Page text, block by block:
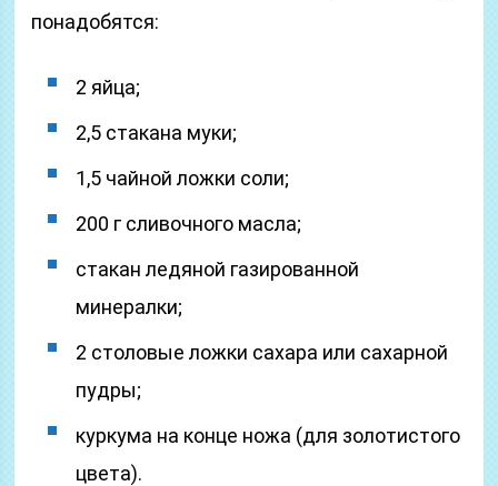
понадобятся:
2 яйца;
2,5 стакана муки;
1,5 чайной ложки соли;
200 г сливочного масла;
стакан ледяной газированной
минералки;
2 столовые ложки сахара или сахарной
пудры;
куркума на конце ножа (для золотистого
цвета).